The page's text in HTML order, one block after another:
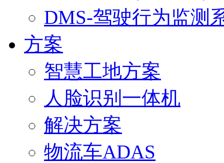
DMS-驾驶行为监测
方案
智慧工地方案
人脸识别一体机
解决方案
物流车ADAS